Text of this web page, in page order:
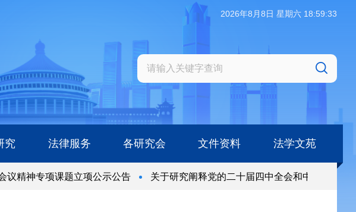
2026年8月8日 星期六 18:59:34
究 法律服务 各研究会 文件资料 法学文苑
精神专项课题立项公示公告
关于研究阐释党的二十届四中全会和中央全面依法